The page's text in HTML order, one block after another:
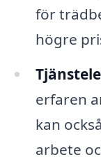
för
högre
erfaren
kan
arbete